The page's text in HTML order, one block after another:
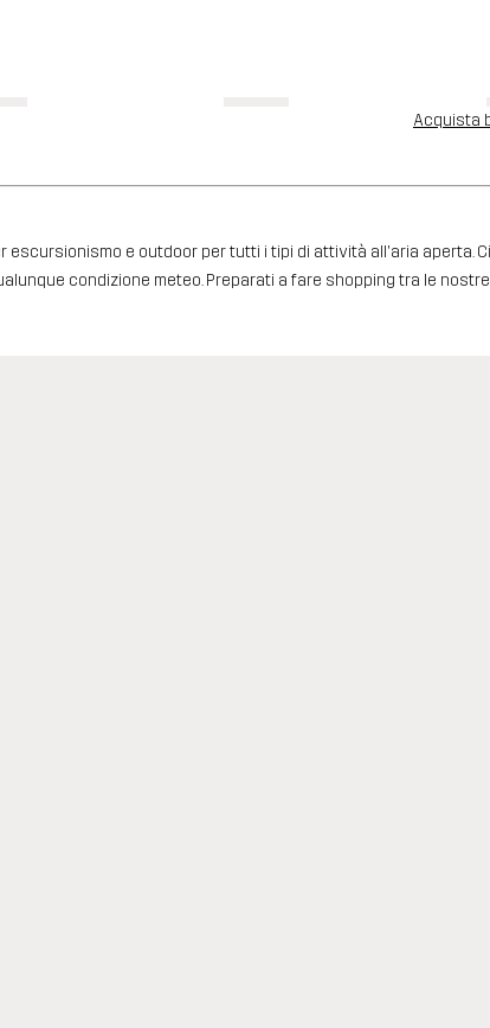
Acquista
escursionismo e outdoor per tutti i tipi di attività all'aria
condizione meteo. Preparati a fare shopping tra le